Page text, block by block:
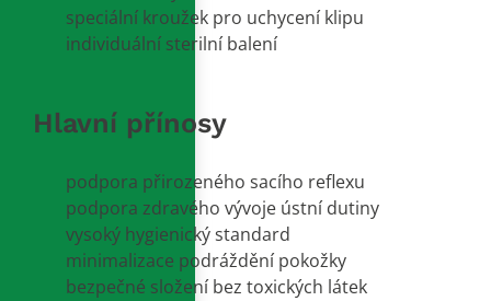
speciální kroužek pro uchycení klipu
individuální sterilní balení
Hlavní přínosy
podpora přirozeného sacího reflexu
podpora zdravého vývoje ústní dutiny
vysoký hygienický standard
minimalizace podráždění pokožky
bezpečné složení bez toxických látek